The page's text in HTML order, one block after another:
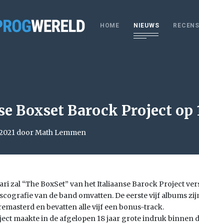
HOME NIEUWS
Boxset Barock Project op
door Math Lemmen
zal “The BoxSet” van het Italiaanse Barock Project
van de band omvatten. De eerste vijf albums
en bevatten alle vijf een bonus-track.
maakte in de afgelopen 18 jaar grote indruk binnen